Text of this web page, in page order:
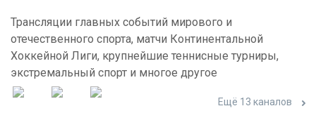
Трансляции главных событий мирового и
отечественного спорта, матчи Континентальной
Хоккейной Лиги, крупнейшие теннисные турниры,
экстремальный спорт и многое другое
Ещё 13 каналов